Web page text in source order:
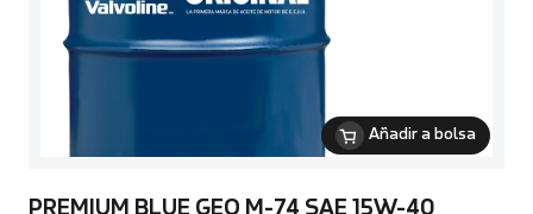
Añadir a bolsa
PREMIUM BLUE GEO M-74 SAE 15W-40